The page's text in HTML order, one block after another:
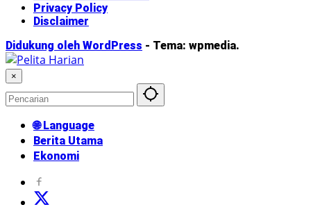
Privacy Policy
Disclaimer
Didukung oleh WordPress - Tema: wpmedia.
×
🌐 Language
Berita Utama
Ekonomi